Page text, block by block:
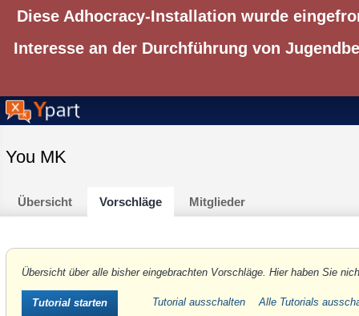
Diese Adhocracy-Installation wurde
Interesse an der Durchführung von
You MK
Übersicht Vorschläge Mitglieder
Übersicht über alle bisher eingebrachten Vorschläge. Hier haben Sie
Tutorial starten Tutorial ausschalten Alle Tutorials